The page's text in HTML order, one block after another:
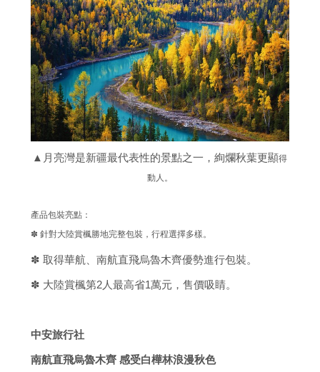
▲月亮灣是新疆最代表性的景點之一，絢爛秋葉更顯得
動人。
產品包裝亮點：
✽ 針對大陸賞楓勝地完整包裝，行程選擇多樣。
✽ 取得華航、南航直飛烏魯木齊優勢進行包裝。
✽ 大陸賞楓第2人最高省1萬元，售價吸睛。
中安旅行社
南航直飛烏魯木齊 感受白樺林浪漫秋色